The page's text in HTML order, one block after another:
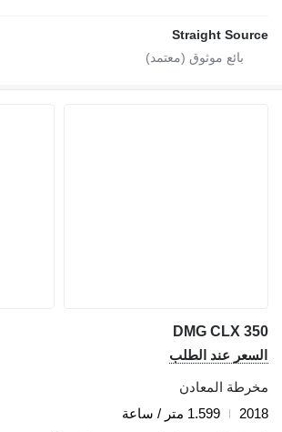
Straight Source
DMG CLX 350
السعر عند الطلب
مخرطة المعادن
2018
1.599 متر / ساعة